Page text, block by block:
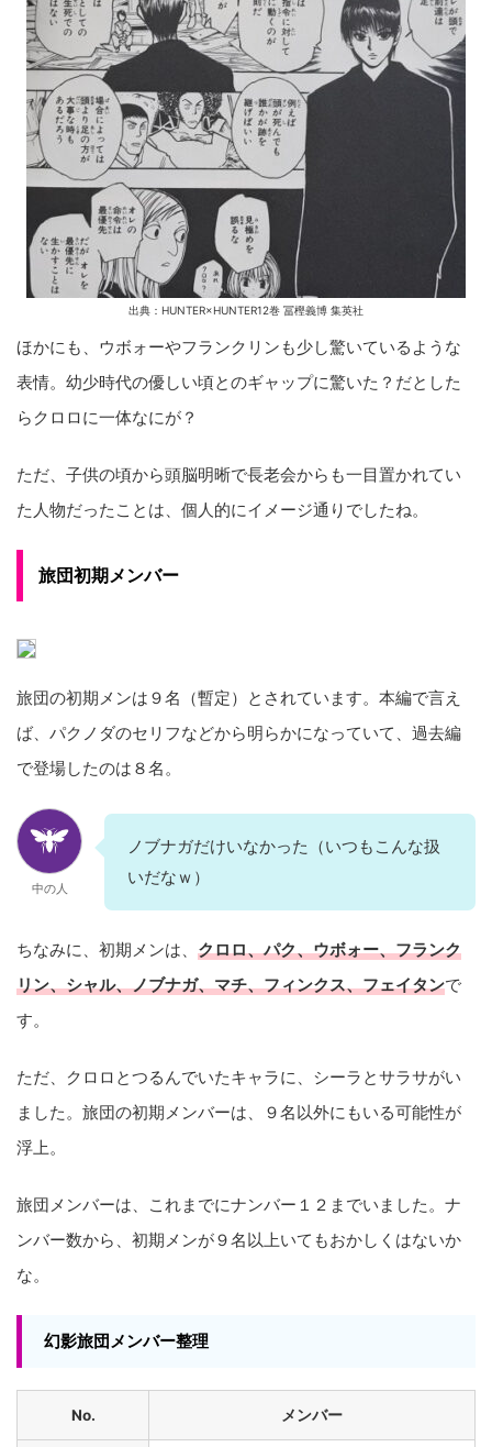
出典：HUNTER×HUNTER12巻 冨樫義博 集英社
ほかにも、ウボォーやフランクリンも少し驚いているような
表情。幼少時代の優しい頃とのギャップに驚いた？だとした
らクロロに一体なにが？
ただ、子供の頃から頭脳明晰で長老会からも一目置かれてい
た人物だったことは、個人的にイメージ通りでしたね。
旅団初期メンバー
旅団の初期メンは９名（暫定）とされています。本編で言え
ば、パクノダのセリフなどから明らかになっていて、過去編
で登場したのは８名。
中の人
ノブナガだけいなかった（いつもこんな扱
いだなｗ）
ちなみに、初期メンは、 クロロ、パク、ウボォー、フランク
リン、シャル、ノブナガ、マチ、フィンクス、フェイタンで
す。
ただ、クロロとつるんでいたキャラに、シーラとサラサがい
ました。旅団の初期メンバーは、９名以外にもいる可能性が
浮上。
旅団メンバーは、これまでにナンバー１２までいました。ナ
ンバー数から、初期メンが９名以上いてもおかしくはないか
な。
幻影旅団メンバー整理
No. メンバー